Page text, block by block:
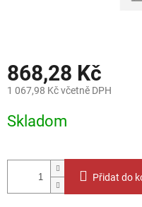
868,28 Kč
1 067,98 Kč včetně DPH
cena:
Skladom
Přidat do